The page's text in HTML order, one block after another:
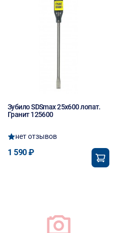
Зубило SDSmax 25х600 лопат.
Гранит 125600
нет отзывов
1 590 ₽